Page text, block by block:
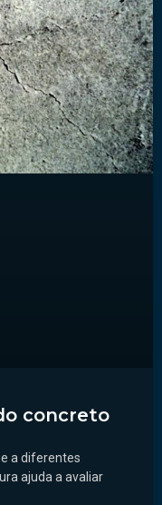
concreto
a diferentes
ajuda a avaliar